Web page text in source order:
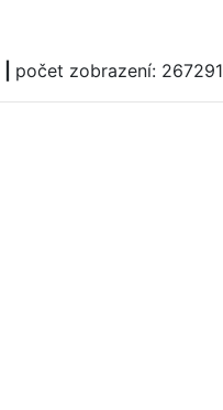
počet zobrazení: 267291